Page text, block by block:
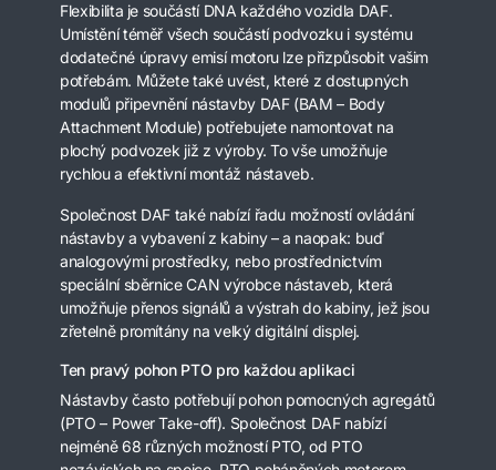
Flexibilita je součástí DNA každého vozidla DAF.
Umístění téměř všech součástí podvozku i systému
dodatečné úpravy emisí motoru lze přizpůsobit vašim
potřebám. Můžete také uvést, které z dostupných
modulů připevnění nástavby DAF (BAM – Body
Attachment Module) potřebujete namontovat na
plochý podvozek již z výroby. To vše umožňuje
rychlou a efektivní montáž nástaveb.
Společnost DAF také nabízí řadu možností ovládání
nástavby a vybavení z kabiny – a naopak: buď
analogovými prostředky, nebo prostřednictvím
speciální sběrnice CAN výrobce nástaveb, která
umožňuje přenos signálů a výstrah do kabiny, jež jsou
zřetelně promítány na velký digitální displej.
Ten pravý pohon PTO pro každou aplikaci
Nástavby často potřebují pohon pomocných agregátů
(PTO – Power Take-off). Společnost DAF nabízí
nejméně 68 různých možností PTO, od PTO